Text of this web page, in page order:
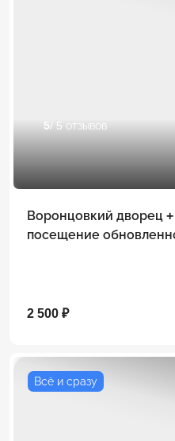
5/ 5 отзывов
Воронцовкий дворец
посещение
2 500 ₽
Всё и сразу